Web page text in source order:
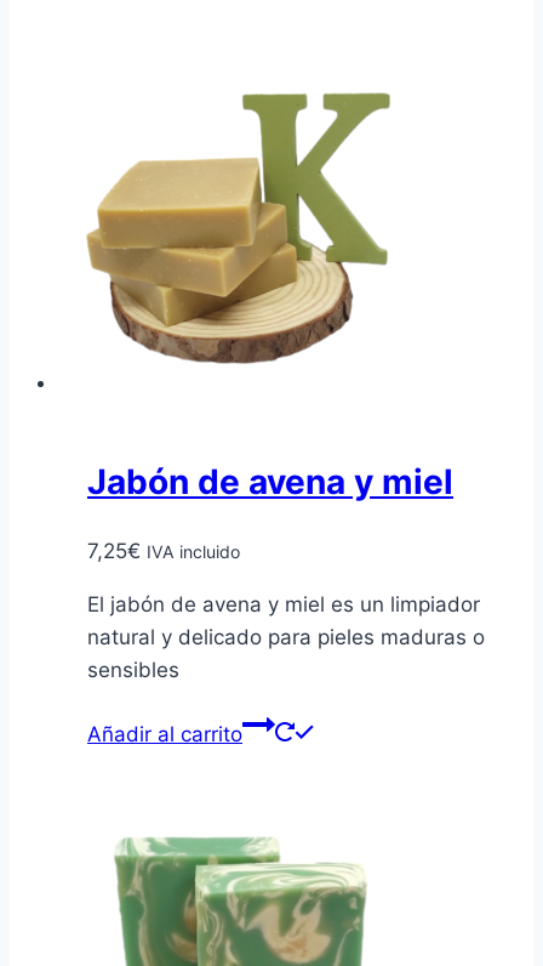
Jabón de avena y miel
7,25€ IVA incluido
El jabón de avena y miel es un limpiador
natural y delicado para pieles maduras o
sensibles
Añadir al carrito